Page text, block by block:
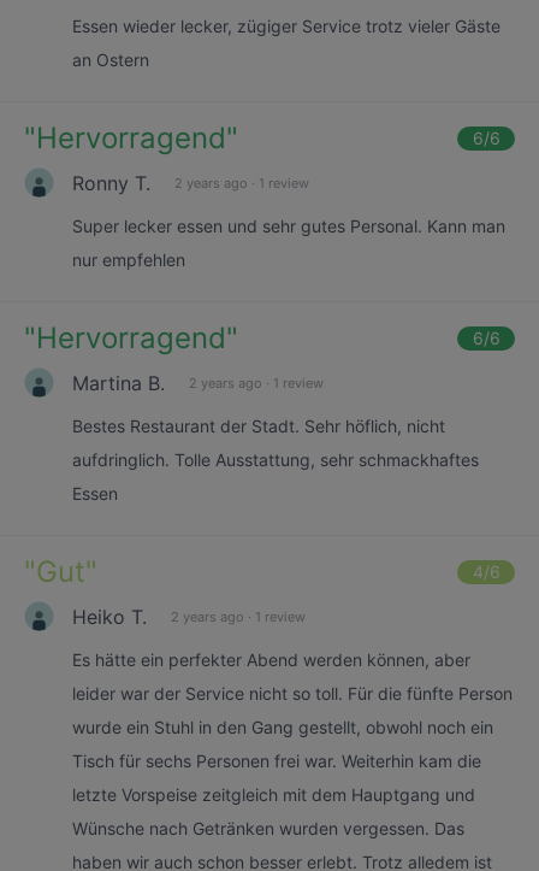
Essen wieder lecker, zügiger Service trotz vieler Gäste
an Ostern
"Hervorragend" 6/6
Ronny T. 2 years ago · 1 review
Super lecker essen und sehr gutes Personal. Kann man
nur empfehlen
"Hervorragend" 6/6
Martina B. 2 years ago · 1 review
Bestes Restaurant der Stadt. Sehr höflich, nicht
aufdringlich. Tolle Ausstattung, sehr schmackhaftes
Essen
"Gut" 4/6
Heiko T. 2 years ago · 1 review
Es hätte ein perfekter Abend werden können, aber
leider war der Service nicht so toll. Für die fünfte Person
wurde ein Stuhl in den Gang gestellt, obwohl noch ein
Tisch für sechs Personen frei war. Weiterhin kam die
letzte Vorspeise zeitgleich mit dem Hauptgang und
Wünsche nach Getränken wurden vergessen. Das
haben wir auch schon besser erlebt. Trotz alledem ist